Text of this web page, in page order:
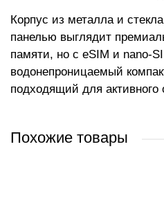
Корпус из металла и
панелью выглядит
памяти, но с eSIM и nano-
водонепроницаемый
подходящий для активного
Похожие товары